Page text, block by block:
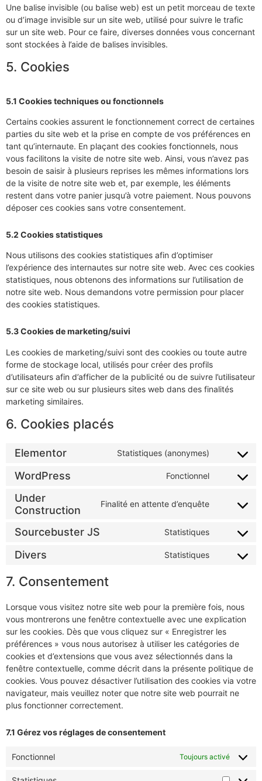
Une balise invisible (ou balise web) est un petit morceau de texte
ou d’image invisible sur un site web, utilisé pour suivre le trafic
sur un site web. Pour ce faire, diverses données vous concernant
sont stockées à l’aide de balises invisibles.
5. Cookies
5.1 Cookies techniques ou fonctionnels
Certains cookies assurent le fonctionnement correct de certaines
parties du site web et la prise en compte de vos préférences en
tant qu’internaute. En plaçant des cookies fonctionnels, nous
vous facilitons la visite de notre site web. Ainsi, vous n’avez pas
besoin de saisir à plusieurs reprises les mêmes informations lors
de la visite de notre site web et, par exemple, les éléments
restent dans votre panier jusqu’à votre paiement. Nous pouvons
déposer ces cookies sans votre consentement.
5.2 Cookies statistiques
Nous utilisons des cookies statistiques afin d’optimiser
l’expérience des internautes sur notre site web. Avec ces cookies
statistiques, nous obtenons des informations sur l’utilisation de
notre site web. Nous demandons votre permission pour placer
des cookies statistiques.
5.3 Cookies de marketing/suivi
Les cookies de marketing/suivi sont des cookies ou toute autre
forme de stockage local, utilisés pour créer des profils
d’utilisateurs afin d’afficher de la publicité ou de suivre l’utilisateur
sur ce site web ou sur plusieurs sites web dans des finalités
marketing similaires.
6. Cookies placés
Elementor Statistiques (anonymes)
WordPress Fonctionnel
Under
Construction
Finalité en attente d’enquête
Sourcebuster JS Statistiques
Divers Statistiques
7. Consentement
Lorsque vous visitez notre site web pour la première fois, nous
vous montrerons une fenêtre contextuelle avec une explication
sur les cookies. Dès que vous cliquez sur « Enregistrer les
préférences » vous nous autorisez à utiliser les catégories de
cookies et d’extensions que vous avez sélectionnés dans la
fenêtre contextuelle, comme décrit dans la présente politique de
cookies. Vous pouvez désactiver l’utilisation des cookies via votre
navigateur, mais veuillez noter que notre site web pourrait ne
plus fonctionner correctement.
7.1 Gérez vos réglages de consentement
Fonctionnel Toujours activé